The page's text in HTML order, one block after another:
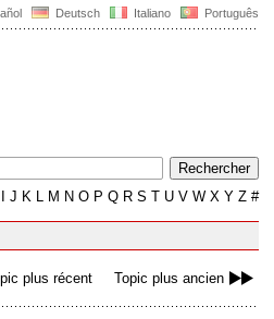
Deutsch Italiano Português
J K L M N O P Q R S T U V W X Y Z #
plus récent Topic plus ancien